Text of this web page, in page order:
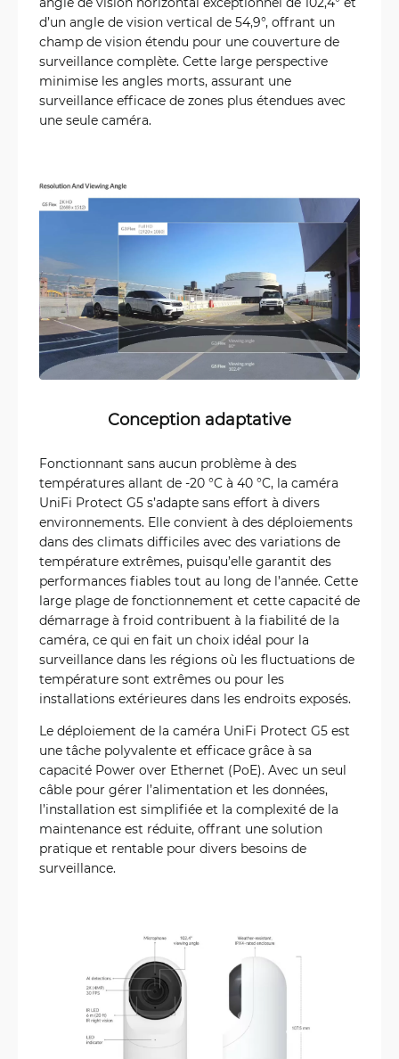
d’un angle de vision vertical de 54,9°, offrant un
champ de vision étendu pour une couverture de
surveillance complète. Cette large perspective
minimise les angles morts, assurant une
surveillance efficace de zones plus étendues avec
une seule caméra.
Conception adaptative
Fonctionnant sans aucun problème à des
températures allant de -20 °C à 40 °C, la caméra
UniFi Protect G5 s’adapte sans effort à divers
environnements. Elle convient à des déploiements
dans des climats difficiles avec des variations de
température extrêmes, puisqu’elle garantit des
performances fiables tout au long de l’année. Cette
large plage de fonctionnement et cette capacité de
démarrage à froid contribuent à la fiabilité de la
caméra, ce qui en fait un choix idéal pour la
surveillance dans les régions où les fluctuations de
température sont extrêmes ou pour les
installations extérieures dans les endroits exposés.
Le déploiement de la caméra UniFi Protect G5 est
une tâche polyvalente et efficace grâce à sa
capacité Power over Ethernet (PoE). Avec un seul
câble pour gérer l’alimentation et les données,
l’installation est simplifiée et la complexité de la
maintenance est réduite, offrant une solution
pratique et rentable pour divers besoins de
surveillance.